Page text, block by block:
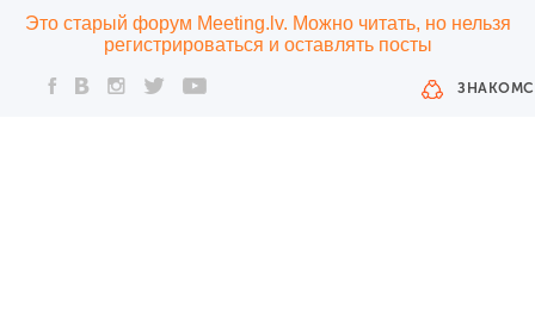
Это старый форум Meeting.lv. Можно читать, но нельзя
регистрироваться и оставлять посты